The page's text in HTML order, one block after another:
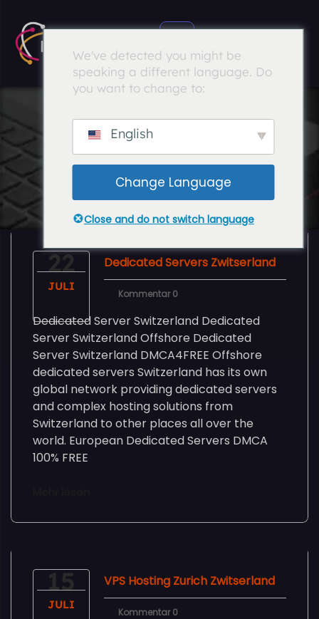
22
JULI
Dedicated Servers Zwitserland
Kommentar 0
Dedicated Server Switzerland Dedicated
Server Switzerland Offshore Dedicated
Server Switzerland DMCA4FREE Offshore
dedicated servers Switzerland has its own
global network providing dedicated servers
and complex hosting solutions from
Switzerland to other places all over the
world. European Dedicated Servers DMCA
100% FREE
15
JULI
VPS Hosting Zurich Zwitserland
Kommentar 0
We've detected you might be
speaking a different language. Do
you want to change to:
English
Change Language
Close and do not switch language